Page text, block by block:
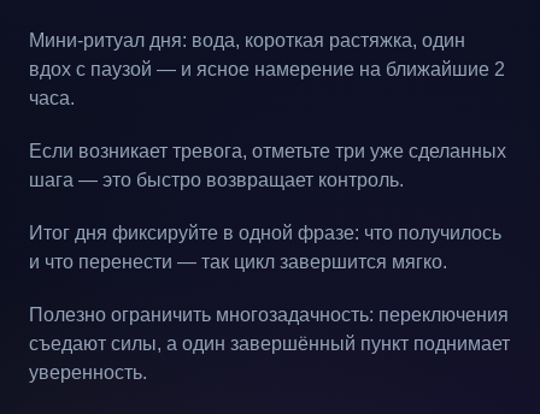
Мини-ритуал дня: вода, короткая растяжка, один
вдох с паузой — и ясное намерение на ближайшие 2
часа.
Если возникает тревога, отметьте три уже сделанных
шага — это быстро возвращает контроль.
Итог дня фиксируйте в одной фразе: что получилось
и что перенести — так цикл завершится мягко.
Полезно ограничить многозадачность: переключения
съедают силы, а один завершённый пункт поднимает
уверенность.